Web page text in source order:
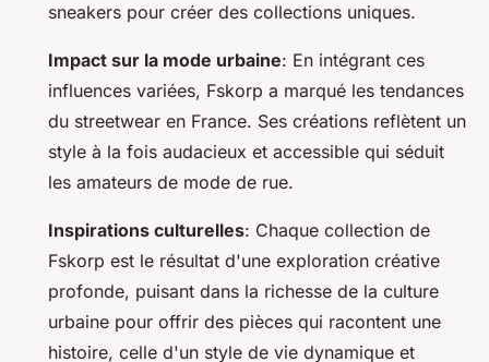
sneakers pour créer des collections uniques.
Impact sur la mode urbaine: En intégrant ces
influences variées, Fskorp a marqué les tendances
du streetwear en France. Ses créations reflètent un
style à la fois audacieux et accessible qui séduit
les amateurs de mode de rue.
Inspirations culturelles: Chaque collection de
Fskorp est le résultat d'une exploration créative
profonde, puisant dans la richesse de la culture
urbaine pour offrir des pièces qui racontent une
histoire, celle d'un style de vie dynamique et